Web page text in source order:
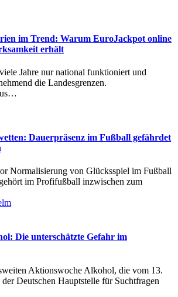
im Trend: Warum EuroJackpot online
erhält
Jahre nur national funktioniert und
die Landesgrenzen.
Dauerpräsenz im Fußball gefährdet
Normalisierung von Glücksspiel im Fußball
im Profifußball inzwischen zum
Die unterschätzte Gefahr im
Aktionswoche Alkohol, die vom 13.
Deutschen Hauptstelle für Suchtfragen